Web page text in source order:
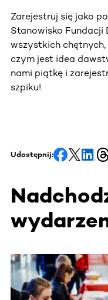
Zarejestruj się jako
Stanowisko Fundacji
wszystkich
czym jest idea
nami piątkę i
szpiku!
Udostępnij:
Ta sekcja zawiera